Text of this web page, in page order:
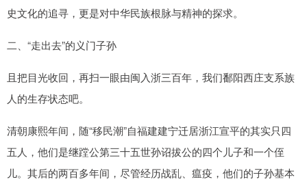
史文化的追寻，更是对中华民族根脉与精神的探求。
二、“走出去”的义门子孙
且把目光收回，再扫一眼由闽入浙三百年，我们鄱阳西庄支系族
人的生存状态吧。
清朝康熙年间，随“移民潮”自福建建宁迁居浙江宣平的其实只四
五人，他们是继蹚公第三十五世孙诏拔公的四个儿子和一个侄
儿。其后的两百多年间，尽管经历战乱、瘟疫，他们的子孙基本